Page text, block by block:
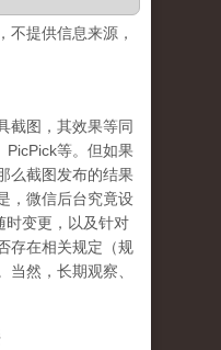
不提供信息来源，
截图，其效果等同
PicPick等。但如果
么截图发布的结果
，微信后台究竟设
时变更，以及针对
存在相关规定（规
当然，长期观察、